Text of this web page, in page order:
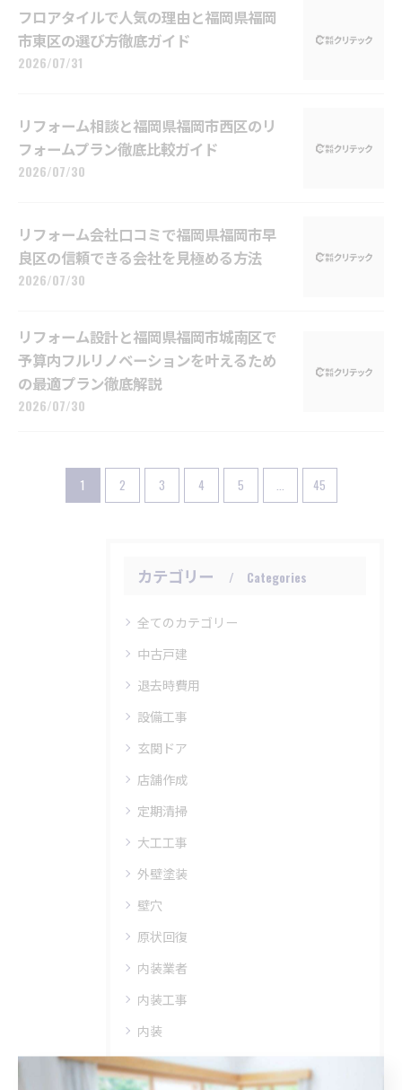
フロアタイルで人気の理由と福岡県福岡
市東区の選び方徹底ガイド
2026/07/31
リフォーム相談と福岡県福岡市西区のリ
フォームプラン徹底比較ガイド
2026/07/30
リフォーム会社口コミで福岡県福岡市早
良区の信頼できる会社を見極める方法
2026/07/30
リフォーム設計と福岡県福岡市城南区で
予算内フルリノベーションを叶えるため
の最適プラン徹底解説
2026/07/30
1 2 3 4 5 ... 45
カテゴリー Categories
全てのカテゴリー
中古戸建
退去時費用
設備工事
玄関ドア
店舗作成
定期清掃
大工工事
外壁塗装
壁穴
原状回復
内装業者
内装工事
内装
修繕工事